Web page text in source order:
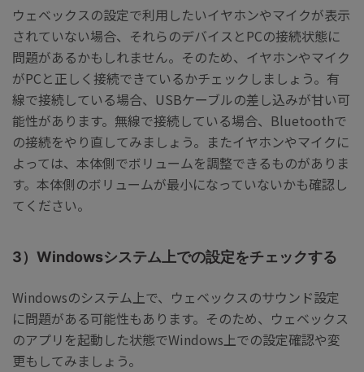
ウェベックスの設定で利用したいイヤホンやマイクが表示
されていない場合、それらのデバイスとPCの接続状態に
問題があるかもしれません。そのため、イヤホンやマイク
がPCと正しく接続できているかチェックしましょう。有
線で接続している場合、USBケーブルの差し込みが甘い可
能性があります。無線で接続している場合、Bluetoothで
の接続をやり直してみましょう。またイヤホンやマイクに
よっては、本体側でボリュームを調整できるものがありま
す。本体側のボリュームが最小になっていないかも確認し
てください。
3）Windowsシステム上での設定をチェックする
Windowsのシステム上で、ウェベックスのサウンド設定
に問題がある可能性もあります。そのため、ウェベックス
のアプリを起動した状態でWindows上での設定確認や変
更もしてみましょう。